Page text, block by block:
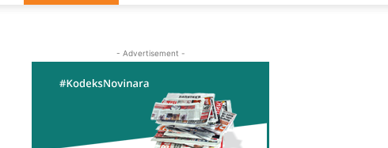
- Advertisement -